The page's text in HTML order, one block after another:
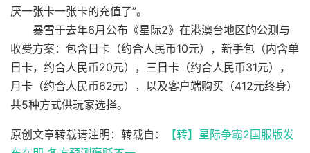
厌一张卡一张卡的充值了”。
暴雪于去年6月公布《星际2》在港澳台地区的公测与
收费方案：包含日卡（约合人民币10元），新手包（内含单
日卡，约合人民币20元），三日卡（约合人民币31元），
月卡（约合人民币62元），以及客户端购买（412元终身）
共5种方式供玩家选择。
原创文章转载请注明：转载自：
【转】星际争霸2国服版发